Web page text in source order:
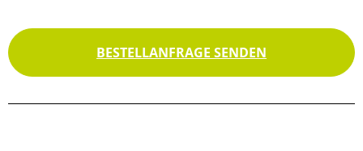
BESTELLANFRAGE SENDEN